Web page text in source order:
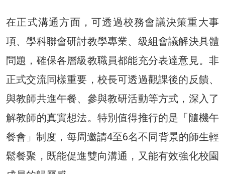
在正式溝通方面，可透過校務會議決策重大事
項、學科聯會研討教學專業、級組會議解決具體
問題，確保各層級教職員都能充分表達意見。非
正式交流同樣重要，校長可透過觀課後的反饋、
與教師共進午餐、參與教研活動等方式，深入了
解教師的真實想法。特別值得推行的是「隨機午
餐會」制度，每周邀請4至6名不同背景的師生輕
鬆餐聚，既能促進雙向溝通，又能有效強化校園